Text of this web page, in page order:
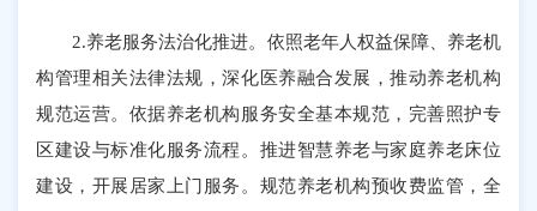
2.养老服务法治化推进。依照老年人权益保障、养老机
构管理相关法律法规，深化医养融合发展，推动养老机构
规范运营。依据养老机构服务安全基本规范，完善照护专
区建设与标准化服务流程。推进智慧养老与家庭养老床位
建设，开展居家上门服务。规范养老机构预收费监管，全